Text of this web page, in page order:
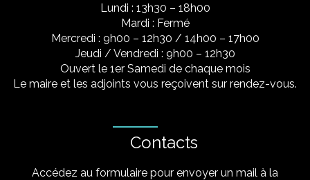
Lundi : 13h30 – 18h00
Mardi : Fermé
Mercredi : 9h00 – 12h30 / 14h00 – 17h00
Jeudi / Vendredi : 9h00 – 12h30
Ouvert le 1er Samedi de chaque mois
Le maire et les adjoints vous reçoivent sur rendez-vous.
Contacts
Accédez au formulaire pour envoyer un mail à la